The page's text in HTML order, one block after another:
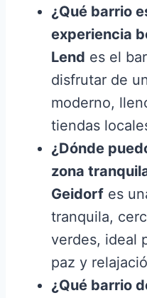
¿Qué barrio
experiencia
Lend es el
disfrutar de
moderno,
tiendas
¿Dónde
zona
Geidorf es
tranquila,
verdes, ideal
paz y
¿Qué barrio